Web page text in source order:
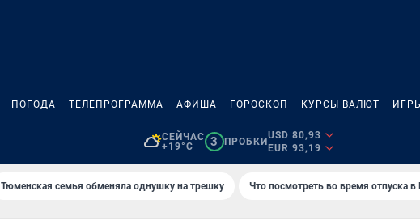
ПОГОДА ТЕЛЕПРОГРАММА АФИША ГОРОСКОП КУРСЫ ВАЛЮТ
СЕЙЧАС
+19°C
3 ПРОБКИ
USD 80,93
EUR 93,19
Тюменская семья обменяла однушку на трешку Что посмотреть во время отпуска в